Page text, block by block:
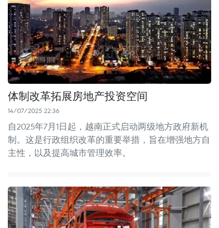
体制改革拓展房地产投资空间
14/07/2025 22:36
自2025年7月1日起，越南正式启动两级地方政府新机
制。这是行政组织改革的重要举措，旨在增强地方自
主性，以及提高城市管理效率。